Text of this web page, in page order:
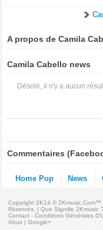
A propos de Camila
Camila Cabello news
Désolé, il n'y a aucun
Commentaires
Home Pop News
Copyright 2K14 © 2Kmusic.com™
Réservés . |Que Signifie 2Kmusic ?
Contact - Conditions Générales
Abus |Google+